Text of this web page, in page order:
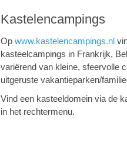
Kastelencampings
Op www.kastelencampings.nl
kasteelcampings in Frankrijk,
variërend van kleine, sfeervolle
uitgeruste vakantieparken/
Vind een kasteeldomein via de
in het rechtermenu.